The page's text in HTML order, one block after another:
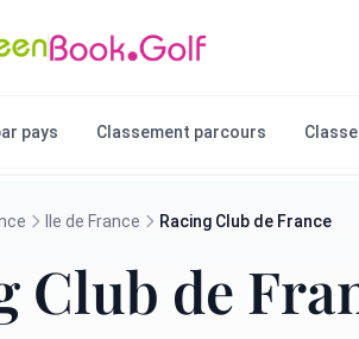
pays Classement parcours
Ile de France Racing Club de France
Club de